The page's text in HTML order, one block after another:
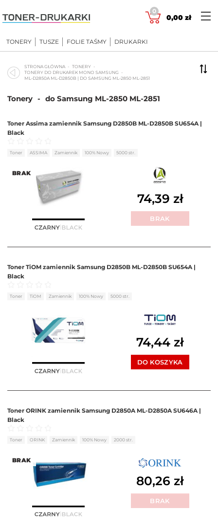
to
content
0
0,00 zł
TONERY TUSZE FOLIE TAŚMY DRUKARKI
STRONA GŁÓWNA
TONERY
TONERY DO DRUKAREK MONO SAMSUNG
ML-D2850A ML-D2850B | DO SAMSUNG ML-2850 ML-2851
Tonery - do Samsung ML-2850 ML-2851
BRAK
Toner Assima zamiennik Samsung D2850B ML-D2850B SU654A |
Black
Oceniono 0na 5
Toner ASSIMA Zamiennik 100% Nowy 5000 str.
74,39 zł
BRAK
Toner TiOM zamiennik Samsung D2850B ML-D2850B SU654A |
Black
Oceniono0na 5
Toner TiOM Zamiennik 100% Nowy 5000 str.
74,44 zł
DO KOSZYKA
BRAK
Toner ORINK zamiennik Samsung D2850A ML-D2850A SU646A |
Black
Oceniono 0na 5
Toner ORINK Zamiennik 100% Nowy 2000 str.
80,26 zł
BRAK